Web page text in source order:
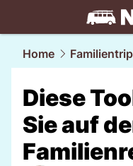
travel.
Home
Diese
Sie auf